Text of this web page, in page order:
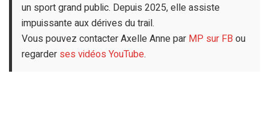
un sport grand public. Depuis 2025, elle assiste
impuissante aux dérives du trail.
Vous pouvez contacter Axelle Anne par MP sur FB ou
regarder ses vidéos YouTube.